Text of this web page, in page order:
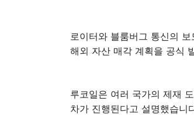
로이터와 블룸버그 통신의
해외 자산 매각 계획을 공식
루코일은 여러 국가의 제재
차가 진행된다고 설명했습니